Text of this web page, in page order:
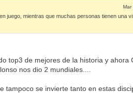
Mar
juego, mientras que muchas personas tienen una
top3 de mejores de la historia y ahora
nos dio 2 mundiales....
tampoco se invierte tanto en estas